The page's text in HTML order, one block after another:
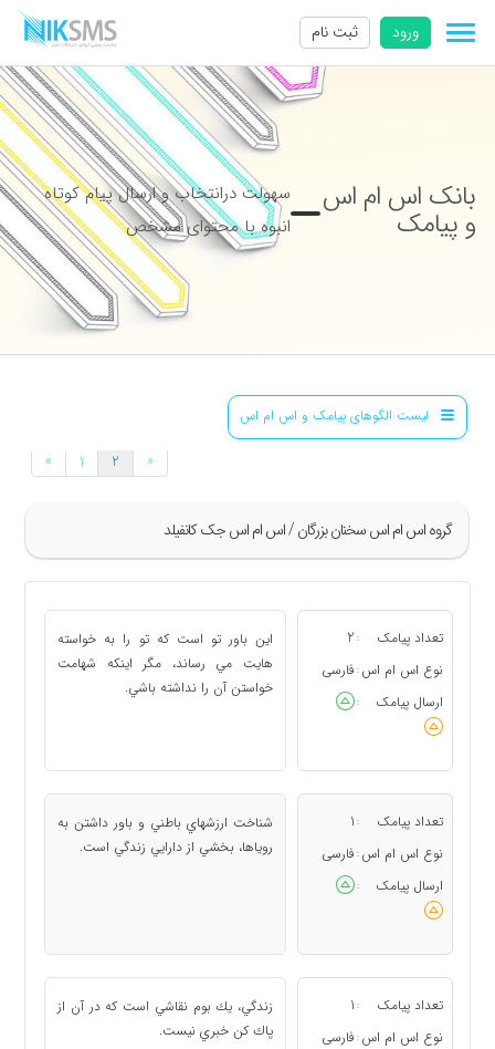
ورود ثبت نام
بانک اس ام اس
و پیامک
سهولت درانتخاب و ارسال پیام کوتاه
انبوه با محتوای مشخص
لیست الگوهای پیامک و اس ام اس
گروه اس ام اس سخنان بزرگان / اس ام اس جک کانفیلد
» 1 2 «
تعداد پیامک :
2
نوع اس ام اس : فارسی
ارسال پیامک
:
اين باور تو است كه تو را به خواسته
هايت مي رساند، مگر اينكه شهامت
خواستن آن را نداشته باشي.
تعداد پیامک :
1
نوع اس ام اس : فارسی
ارسال پیامک
:
شناخت ارزشهاي باطني و باور داشتن به
روياها، بخشي از دارايي زندگي است.
تعداد پیامک :
1
نوع اس ام اس : فارسی
زندگي، يك بوم نقاشي است كه در آن از
پاك كن خبري نيست.